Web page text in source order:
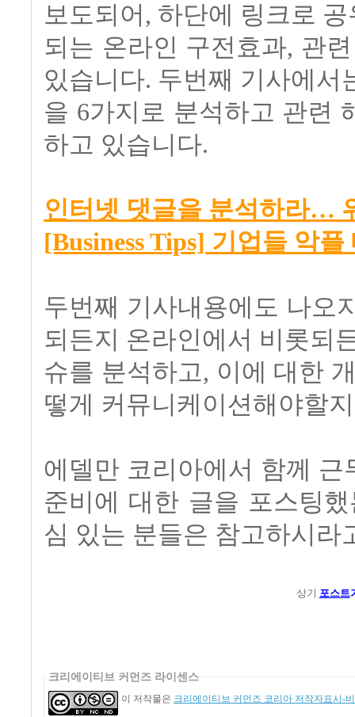
보도되어, 하단에 링크로
되는 온라인 구전효과, 관
있습니다. 두번째 기사에서
을 6가지로 분석하고 관련
하고 있습니다.
인터넷 댓글을 분석하라…
[Business Tips] 기업들 악플
두번째 기사내용에도 나오
되든지 온라인에서 비롯되
슈를 분석하고, 이에 대한
떻게 커뮤니케이션해야할
에델만 코리아에서 함께
준비에 대한 글을 포스팅
심 있는 분들은 참고하시라
상기 포스트
크리에이티브 커먼즈 라이센스
이 저작물은 크리에이티브 커먼즈 코리아 저작자표시-